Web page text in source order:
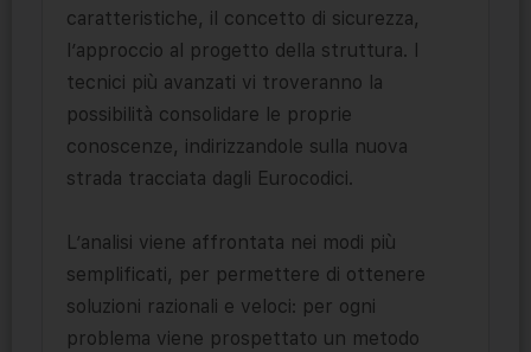
caratteristiche, il concetto di sicurezza,
l’approccio al progetto della struttura. I
tecnici più avanzati vi troveranno la
possibilità consolidare le proprie
conoscenze, indirizzandole sulla nuova
strada tracciata dagli Eurocodici.
L’analisi viene affrontata nei modi più
semplificati, per permettere di ottenere
soluzioni razionali e veloci: per ogni
problema viene prospettato un metodo